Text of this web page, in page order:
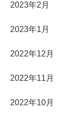
2023年2月
2023年1月
2022年12月
2022年11月
2022年10月